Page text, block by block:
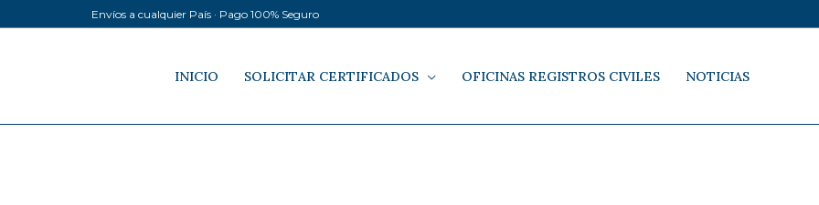
Envíos a cualquier País · Pago 100% Seguro
INICIO SOLICITAR CERTIFICADOS OFICINAS REGISTROS CIVILES NOTICIAS